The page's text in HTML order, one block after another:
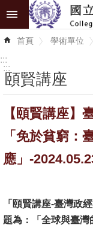
跳到主要內容區塊
進
階
識
學
單
位
首頁 學術單位
:::
:::
頤賢講座
【頤賢講座】
「免於貧窮：
應」-
「頤賢講座-臺灣政
題為：「全球與臺